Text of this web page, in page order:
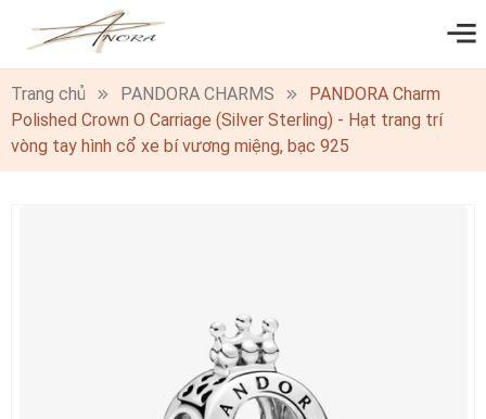
0
Trang chủ PANDORA CHARMS
PANDORA Charm
Polished Crown O Carriage (Silver Sterling) - Hạt trang trí
vòng tay hình cổ xe bí vương miệng, bạc 925